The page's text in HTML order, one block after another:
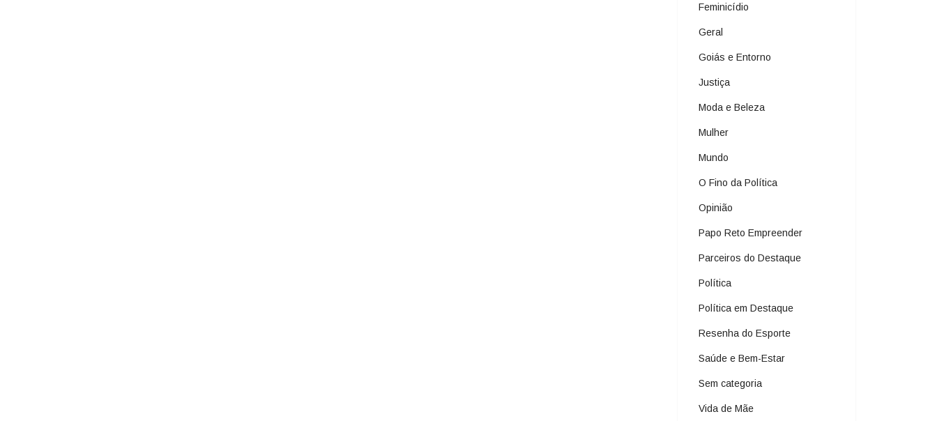
Feminicídio
Geral
Goiás e Entorno
Justiça
Moda e Beleza
Mulher
Mundo
O Fino da Política
Opinião
Papo Reto Empreender
Parceiros do Destaque
Política
Política em Destaque
Resenha do Esporte
Saúde e Bem-Estar
Sem categoria
Vida de Mãe